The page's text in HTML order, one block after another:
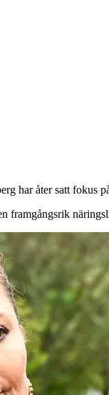
har åter satt fokus
framgångsrik